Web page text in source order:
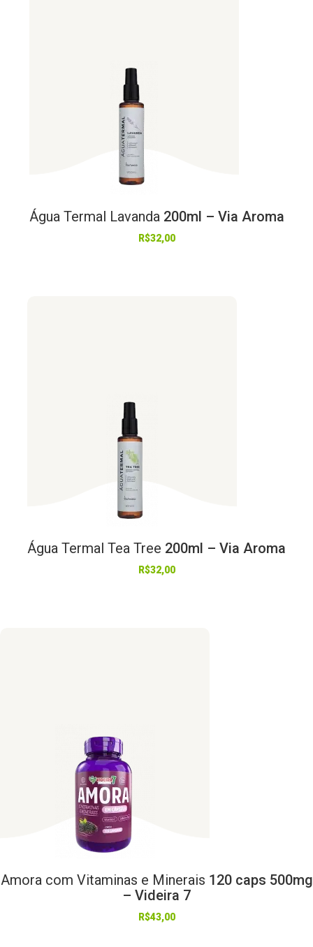
Água Termal Lavanda200ml – Via Aroma
R$32,00
Água Termal Tea Tree 200ml – Via Aroma
R$32,00
Amora com Vitaminas e Minerais 120 caps 500mg
– Videira 7
R$43,00